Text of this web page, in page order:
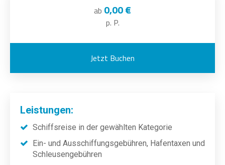
ab 0,00 €
p. P.
Jetzt Buchen
Leistungen:
Schiffsreise in der gewählten Kategorie
Ein- und Ausschiffungsgebühren, Hafentaxen und
Schleusengebühren